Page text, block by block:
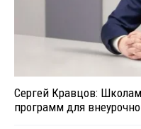
Сергей Кравцов:
программ для